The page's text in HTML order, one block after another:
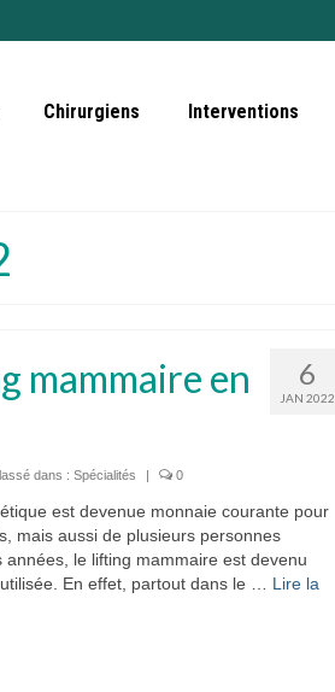
Chirurgiens Interventions
6
JAN 2022
mammaire en
dans : Spécialités | 0
est devenue monnaie courante pour
mais aussi de plusieurs personnes
le lifting mammaire est devenu
En effet, partout dans le … Lire la